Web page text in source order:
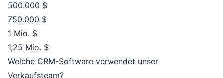
500.000 $
750.000 $
1 Mio. $
1,25 Mio. $
Welche CRM-Software verwendet unser
Verkaufsteam?